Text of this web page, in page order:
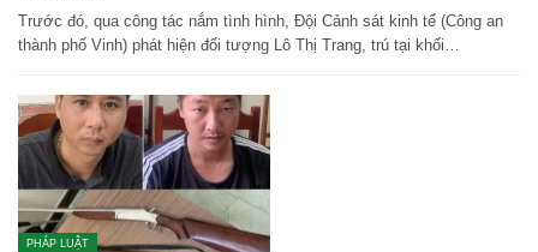
Trước đó, qua công tác nắm tình hình, Đội Cảnh sát kinh tế (Công an
thành phố Vinh) phát hiện đối tượng Lô Thị Trang, trú tại khối…
PHÁP LUẬT